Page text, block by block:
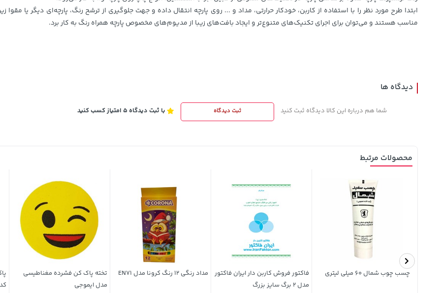
ابتدا طرح مورد نظر را با استفاده از کاربن، خودکار حرارتی، مداد و ... روی پارچه انتقال داده و جهت جلوگیری از ترشح رنگ، پارچه‌‌ای دیگر یا
مناسب هستند و می‌توان برای اجرای تکنیک‌های متنوع‌تر و ایجاد بافت‌های زیبا از مدیوم‌های مخصوص پارچه همراه رنگ به کار برد.
دیدگاه ها
شما هم درباره این کالا دیدگاه ثبت کنید ثبت دیدگاه با ثبت دیدگاه 5 امتیاز کسب کنید
محصولات مرتبط
چسب چوب شمال 60 میلی لیتری
فاکتور فروش کاربن دار ایران فاکتور
مدل 2 برگ سایز بزرگ
مداد رنگی 12 رنگ کرونا مدل EN71
تخته پاک کن فشرده مغناطیسی
مدل ایموجی
کد